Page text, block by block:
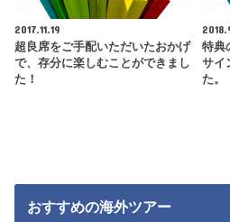
2017.11.19
超良席をご手配いただいたおかげ
で、存分に楽しむことができまし
た！
特典
サイ
た。
おすすめの海外ツアー